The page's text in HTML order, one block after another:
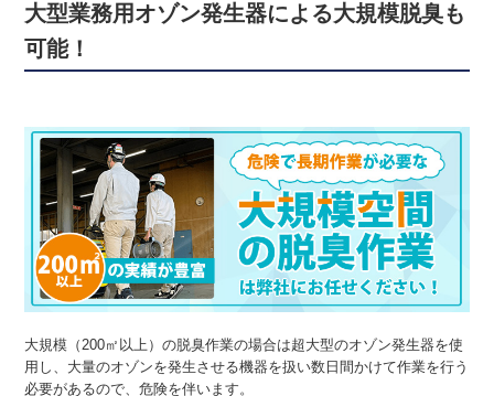
大型業務用オゾン発生器による大規模脱臭も
可能！
大規模（200㎡以上）の脱臭作業の場合は超大型のオゾン発生器を使
用し、大量のオゾンを発生させる機器を扱い数日間かけて作業を行う
必要があるので、危険を伴います。